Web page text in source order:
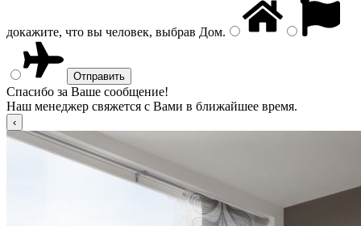
докажите, что вы человек, выбрав Дом.
Спасибо за Ваше сообщение!
Наш менеджер свяжется с Вами в ближайшее время.